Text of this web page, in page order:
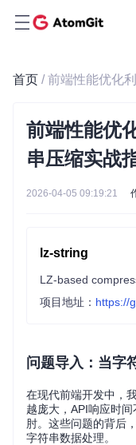
首页 / 前端性能优化
前端性能优
串压缩实战
2026-04-05 09:19:21
lz-string
LZ-based
项目地址： https://
问题导入：当字
在现代前端开发中，
越庞大，API响应时
肘。这些问题的背后
字符串数据处理。